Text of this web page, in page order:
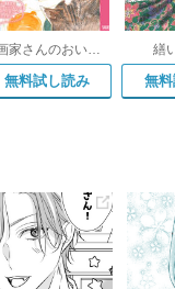
漫画家さんのおいしいさしいれ
無料試し読み
繕
無